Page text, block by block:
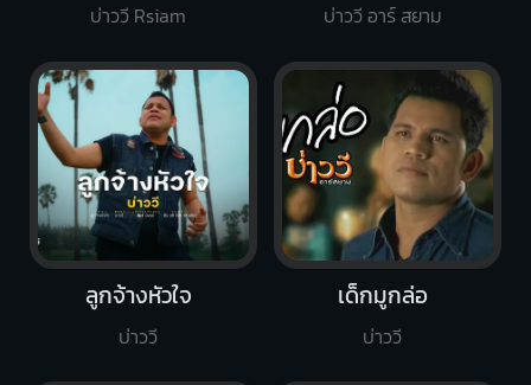
บ่าววี Rsiam บ่าววี อาร์ สยาม
ลูกจ้างหัวใจ
บ่าววี
เด็กมูกล่อ
บ่าววี